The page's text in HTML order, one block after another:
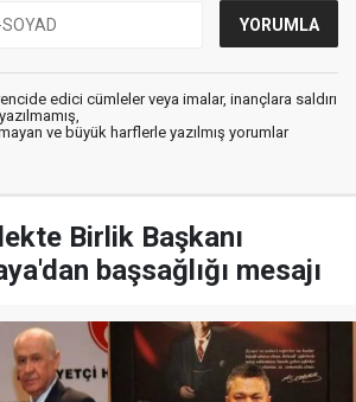
edici cümleler veya imalar, inançlara saldırı
ve büyük harflerle yazılmış yorumlar
Birlik Başkanı
başsağlığı mesajı